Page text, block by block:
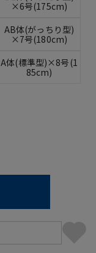
×6号(175cm)
AB体(がっちり型)
×7号(180cm)
A体(標準型)×8号(1
85cm)